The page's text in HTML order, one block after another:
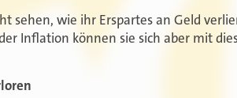
sehen, wie ihr Erspartes an Geld
Inflation können sie sich aber mit